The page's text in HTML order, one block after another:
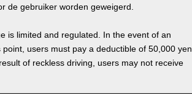
de gebruiker worden geweigerd.
is limited and regulated. In the event of an
users must pay a deductible of 50,000 yen.
of reckless driving, users may not receive